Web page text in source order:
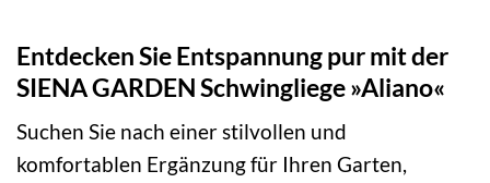
Entdecken Sie Entspannung pur mit der
SIENA GARDEN Schwingliege »Aliano«
Suchen Sie nach einer stilvollen und
komfortablen Ergänzung für Ihren Garten,